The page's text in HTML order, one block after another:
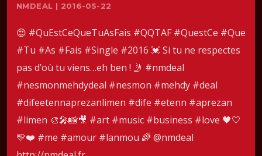
NMDEAL | 2016-05-22
😍 #QuEstCeQueTuAsFais #QQTAF #QuestCe #Que
#Tu #As #Fais #Single #2016 💓 Si tu ne respectes
pas d’où tu viens…eh ben ! 🤳 #nmdeal
#nesmonmehdydeal #nesmon #mehdy #deal
#difeetennaprezanlimen #dife #etenn #aprezan
#limen 🎨🎤📸🎥 #art #music #business #love 🖤🤍
💛❤️ #me #amour #lanmou 🌈 @nmdeal